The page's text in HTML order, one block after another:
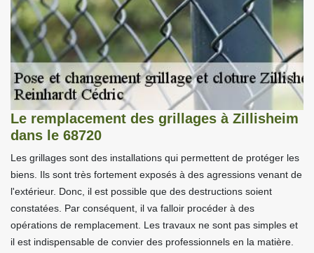
Le remplacement des grillages à Zillisheim
dans le 68720
Les grillages sont des installations qui permettent de protéger les
biens. Ils sont très fortement exposés à des agressions venant de
l'extérieur. Donc, il est possible que des destructions soient
constatées. Par conséquent, il va falloir procéder à des
opérations de remplacement. Les travaux ne sont pas simples et
il est indispensable de convier des professionnels en la matière.